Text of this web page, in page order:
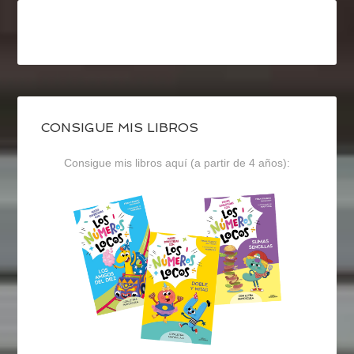
CONSIGUE MIS LIBROS
Consigue mis libros aquí (a partir de 4 años):